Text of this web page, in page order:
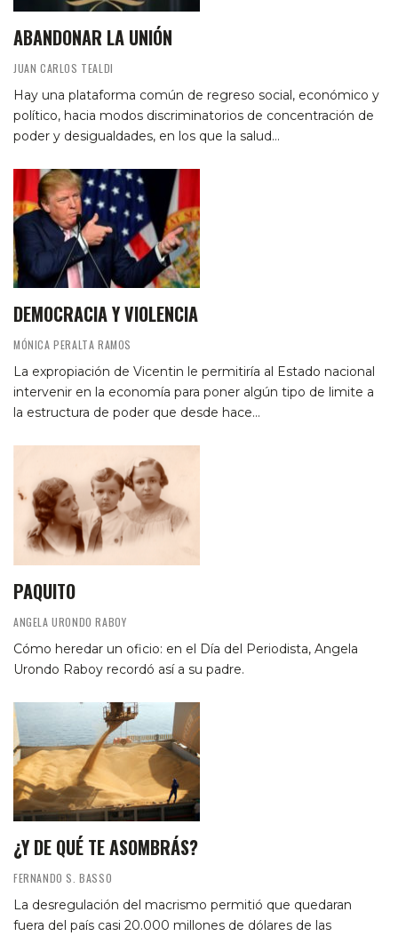
ABANDONAR LA UNIÓN
JUAN CARLOS TEALDI
Hay una plataforma común de regreso social, económico y
político, hacia modos discriminatorios de concentración de
poder y desigualdades, en los que la salud…
DEMOCRACIA Y VIOLENCIA
MÓNICA PERALTA RAMOS
La expropiación de Vicentin le permitiría al Estado nacional
intervenir en la economía para poner algún tipo de limite a
la estructura de poder que desde hace…
PAQUITO
ANGELA URONDO RABOY
Cómo heredar un oficio: en el Día del Periodista, Angela
Urondo Raboy recordó así a su padre.
¿Y DE QUÉ TE ASOMBRÁS?
FERNANDO S. BASSO
La desregulación del macrismo permitió que quedaran
fuera del país casi 20.000 millones de dólares de las